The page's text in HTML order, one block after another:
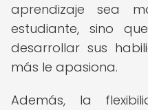
aprendizaje sea
estudiante, sino
desarrollar sus
más le apasiona.
Además, la